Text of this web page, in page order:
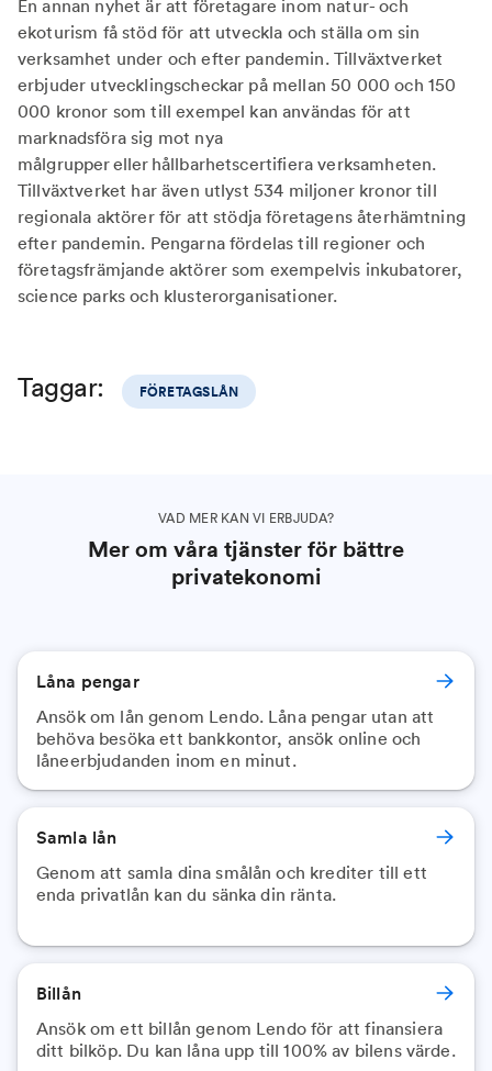
En annan nyhet är att företagare inom natur- och
ekoturism få stöd för att utveckla och ställa om sin
verksamhet under och efter pandemin. Tillväxtverket
erbjuder utvecklingscheckar på mellan 50 000 och 150
000 kronor som till exempel kan användas för att
marknadsföra sig mot nya
målgrupper eller hållbarhetscertifiera verksamheten.
Tillväxtverket har även utlyst 534 miljoner kronor till
regionala aktörer för att stödja företagens återhämtning
efter pandemin. Pengarna fördelas till regioner och
företagsfrämjande aktörer som exempelvis inkubatorer,
science parks och klusterorganisationer.
Taggar: FÖRETAGSLÅN
VAD MER KAN VI ERBJUDA?
Mer om våra tjänster för bättre
privatekonomi
Låna pengar
Ansök om lån genom Lendo. Låna pengar utan att
behöva besöka ett bankkontor, ansök online och
låneerbjudanden inom en minut.
Samla lån
Genom att samla dina smålån och krediter till ett
enda privatlån kan du sänka din ränta.
Billån
Ansök om ett billån genom Lendo för att finansiera
ditt bilköp. Du kan låna upp till 100% av bilens värde.